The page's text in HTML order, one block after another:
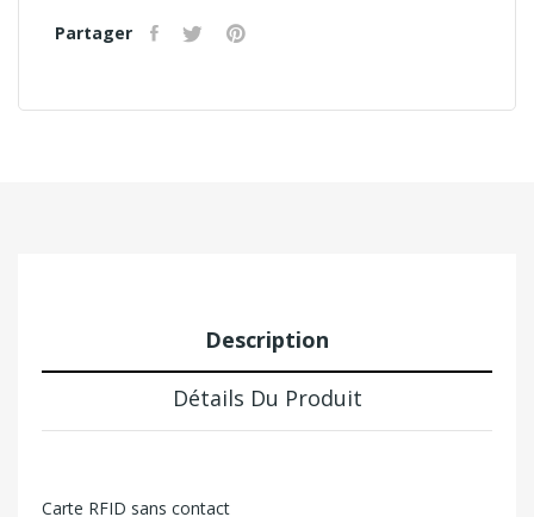
Partager
Description
Détails Du Produit
Carte RFID sans contact